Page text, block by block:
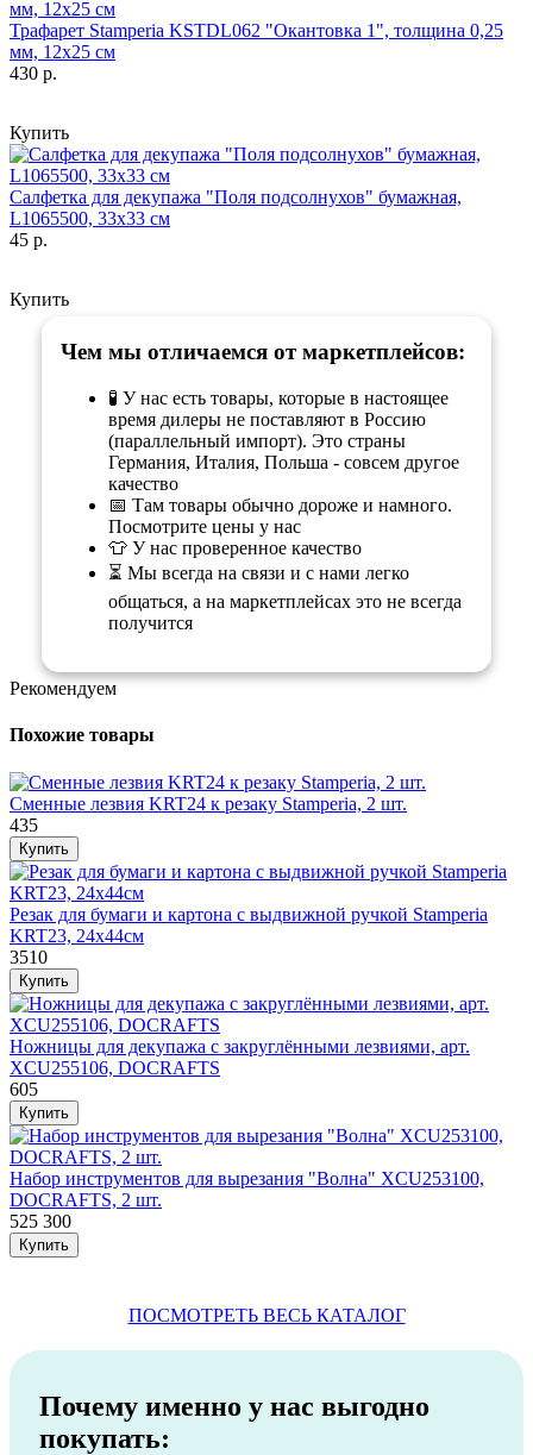
Трафарет Stamperia KSTDL062 "Окантовка 1", толщина 0,25
мм, 12х25 см
430 р.
Купить
Салфетка для декупажа "Поля подсолнухов" бумажная,
L1065500, 33х33 см
45 р.
Купить
Чем мы отличаемся от маркетплейсов:
🧪 У нас есть товары, которые в настоящее
время дилеры не поставляют в Россию
(параллельный импорт). Это страны
Германия, Италия, Польша - совсем другое
качество
📅 Там товары обычно дороже и намного.
Посмотрите цены у нас
👕 У нас проверенное качество
⏳ Мы всегда на связи и с нами легко
общаться, а на маркетплейсах это не всегда
получится
Рекомендуем
Похожие товары
Сменные лезвия KRT24 к резаку Stamperia, 2 шт.
435
Резак для бумаги и картона с выдвижной ручкой Stamperia
KRT23, 24х44см
3510
Ножницы для декупажа с закруглёнными лезвиями, арт.
XCU255106, DOCRAFTS
605
Набор инструментов для вырезания "Волна" XCU253100,
DOCRAFTS, 2 шт.
525 300
ПОСМОТРЕТЬ ВЕСЬ КАТАЛОГ
Почему именно у нас выгодно
покупать: